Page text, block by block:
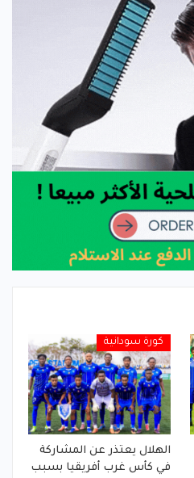
كورة سودانية
الهلال يعتذر عن المشاركة
في كأس غرب أفريقيا بسبب